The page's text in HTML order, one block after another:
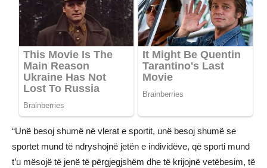
“Unë besoj shumë në vlerat e sportit, unë besoj shumë se
sportet mund të ndryshojnë jetën e individëve, që sporti mund
t’u mësojë të jenë të përgjegjshëm dhe të krijojnë vetëbesim, të